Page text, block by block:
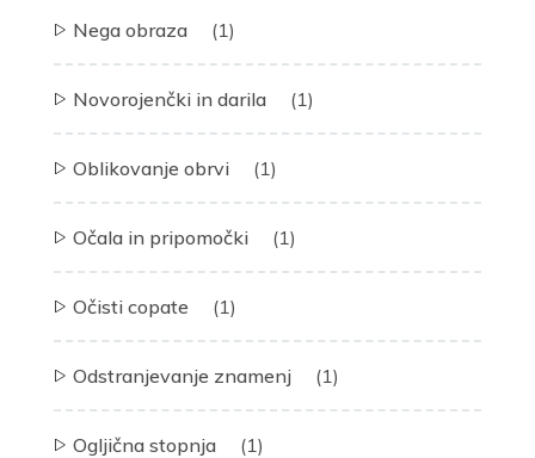
Nega obraza (1)
Novorojenčki in darila (1)
Oblikovanje obrvi (1)
Očala in pripomočki (1)
Očisti copate (1)
Odstranjevanje znamenj (1)
Ogljična stopnja (1)